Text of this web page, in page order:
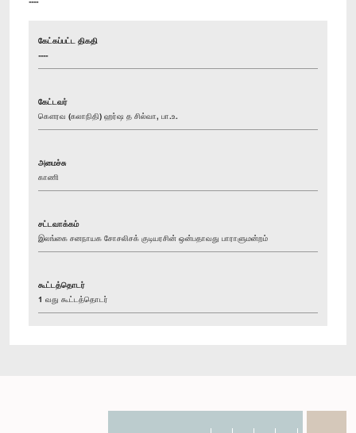
கேட்கப்பட்ட திகதி
----
கேட்டவர்
கௌரவ (கலாநிதி) ஹர்ஷ த சில்வா, பா.உ.
அமைச்சு
காணி
சட்டவாக்கம்
இலங்கை சனநாயக சோசலிசக் குடியரசின் ஒன்பதாவது பாராளுமன்றம்
கூட்டத்தொடர்
1 வது கூட்டத்தொடர்